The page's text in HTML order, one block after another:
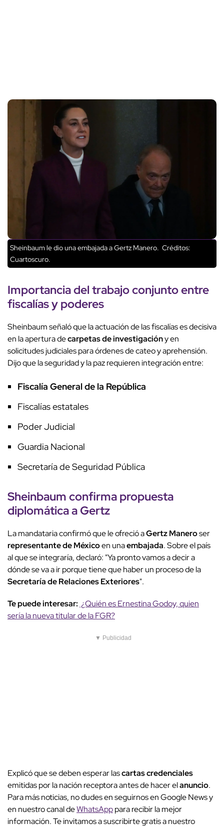
Sheinbaum le dio una embajada a Gertz Manero. Créditos:
Cuartoscuro.
Importancia del trabajo conjunto entre
fiscalías y poderes
Sheinbaum señaló que la actuación de las fiscalías es decisiva
en la apertura decarpetas de investigacióny en
solicitudes judiciales para órdenes de cateo y aprehensión.
Dijo que la seguridad y la paz requieren integración entre:
Fiscalía General de la República
Fiscalías estatales
Poder Judicial
Guardia Nacional
Secretaría de Seguridad Pública
Sheinbaum confirma propuesta
diplomática a Gertz
La mandataria confirmó que le ofreció aGertz Maneroser
representante de Méxicoen unaembajada. Sobre el país
al que se integraría, declaró: "Ya pronto vamos a decir a
dónde se va a ir porque tiene que haber un proceso de la
Secretaría de Relaciones Exteriores".
Te puede interesar: ¿Quién es Ernestina Godoy, quien
sería la nueva titular de la FGR?
▼ Publicidad
Explicó que se deben esperar lascartas credenciales
emitidas por la nación receptora antes de hacer elanuncio.
Para más noticias, no dudes en seguirnos en Google News y
en nuestro canal deWhatsApppara recibir la mejor
información. Te invitamos a suscribirte gratis a nuestro